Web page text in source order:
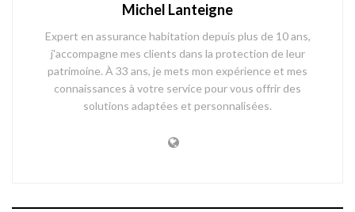
Michel Lanteigne
Expert en assurance habitation depuis plus de 10 ans,
j'accompagne mes clients dans la protection de leur
patrimoine. À 33 ans, je mets mon expérience et mes
connaissances à votre service pour vous offrir des
solutions adaptées et personnalisées.